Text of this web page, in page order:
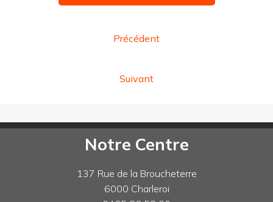
Précédent
Suivant
Notre Centre
137 Rue de la Broucheterre
6000 Charleroi